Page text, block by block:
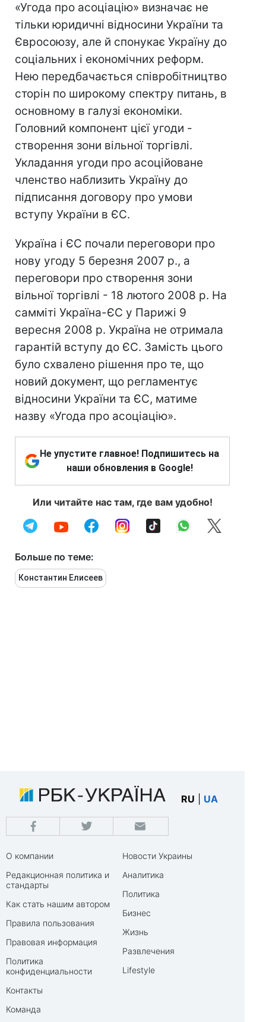
«Угода про асоціацію» визначає не
тільки юридичні відносини України та
Євросоюзу, але й спонукає Україну до
соціальних і економічних реформ.
Нею передбачається співробітництво
сторін по широкому спектру питань, в
основному в галузі економіки.
Головний компонент цієї угоди -
створення зони вільної торгівлі.
Укладання угоди про асоційоване
членство наблизить Україну до
підписання договору про умови
вступу України в ЄС.
Україна і ЄС почали переговори про
нову угоду 5 березня 2007 р., а
переговори про створення зони
вільної торгівлі - 18 лютого 2008 р. На
самміті Україна-ЄС у Парижі 9
вересня 2008 р. Україна не отримала
гарантій вступу до ЄС. Замість цього
було схвалено рішення про те, що
новий документ, що регламентує
відносини України та ЄС, матиме
назву «Угода про асоціацію».
Не упустите главное! Подпишитесь на
наши обновления в Google!
Или читайте нас там, где вам удобно!
Больше по теме:
Константин Елисеев
RU UA
О компании
Редакционная политика и
стандарты
Как стать нашим автором
Правила пользования
Правовая информация
Политика
конфиденциальности
Контакты
Команда
Новости Украины
Аналитика
Политика
Бизнес
Жизнь
Развлечения
Lifestyle